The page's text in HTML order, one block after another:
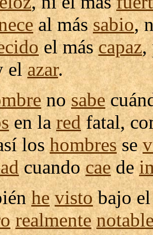
al mássabio,
el máscapaz,
elazar.
nosabe
en lared fatal,
loshombresse
cuandocaede
he vistobajo
realmente